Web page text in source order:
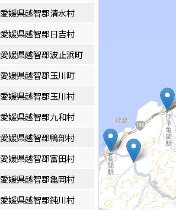
愛媛県越智郡清水村
愛媛県越智郡日吉村
愛媛県越智郡波止浜町
愛媛県越智郡玉川町
愛媛県越智郡玉川村
愛媛県越智郡九和村
愛媛県越智郡鴨部村
愛媛県越智郡富田村
愛媛県越智郡亀岡村
愛媛県越智郡鈍川村